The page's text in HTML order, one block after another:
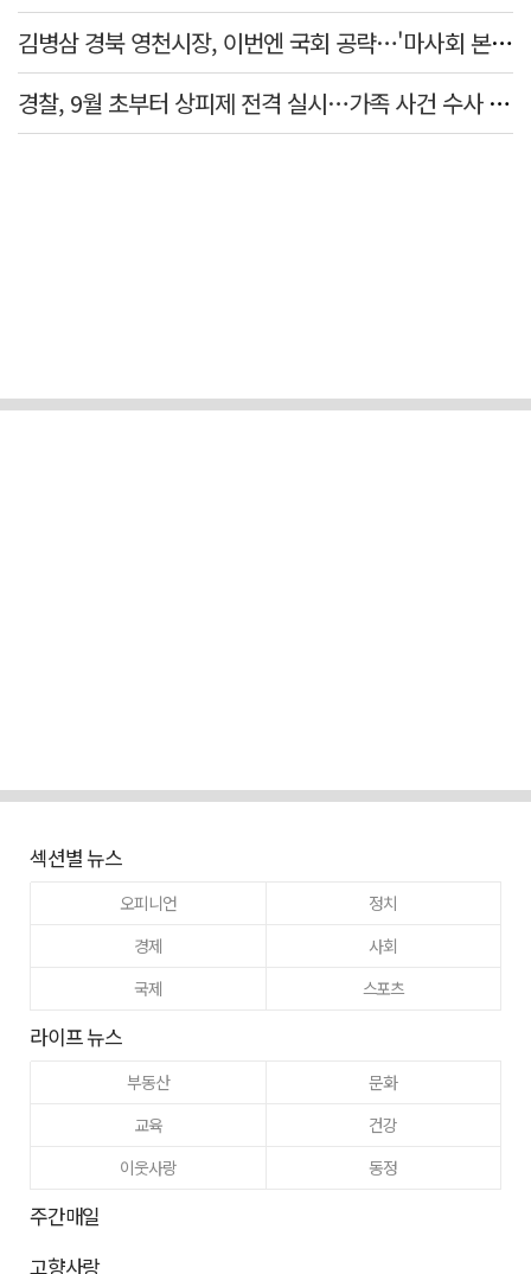
김병삼 경북 영천시장, 이번엔 국회 공략…'마사회 본사 이전·광역교통망 확충' 요청
경찰, 9월 초부터 상피제 전격 실시…가족 사건 수사 못해
섹션별 뉴스
오피니언
정치
경제
사회
국제
스포츠
라이프 뉴스
부동산
문화
교육
건강
이웃사랑
동정
주간매일
고향사랑